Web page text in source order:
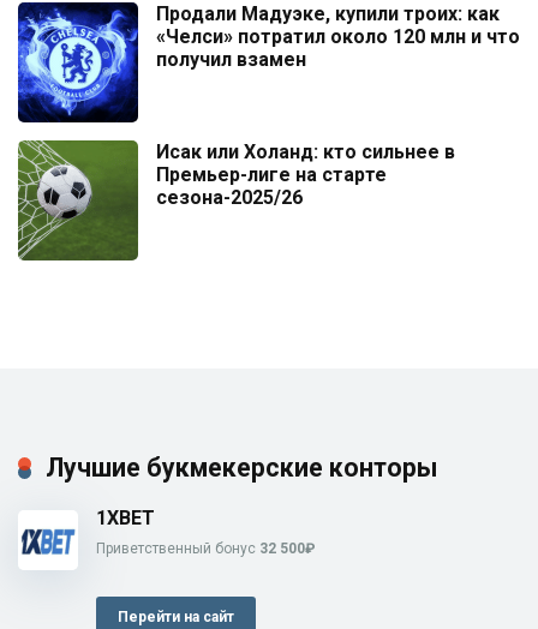
Продали Мадуэке, купили троих: как
«Челси» потратил около 120 млн и что
получил взамен
Исак или Холанд: кто сильнее в
Премьер-лиге на старте
сезона-2025/26
Лучшие букмекерские конторы
1XBET
Приветственный бонус 32 500₽
Перейти на сайт